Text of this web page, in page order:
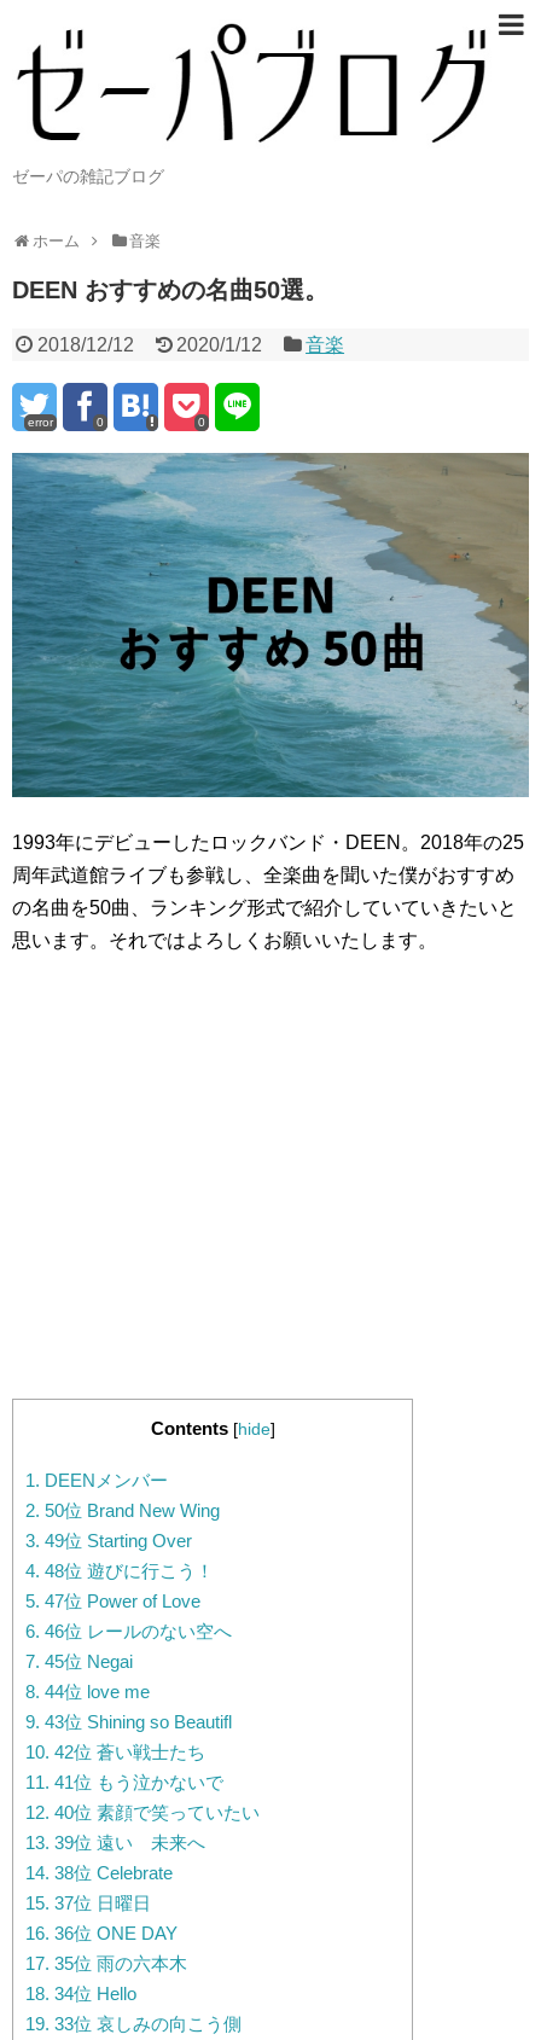
ゼーパの雑記ブログ
ホーム 音楽
DEEN おすすめの名曲50選。
2018/12/12 2020/1/12 音楽
error 0 0
1993年にデビューしたロックバンド・DEEN。2018年の25
周年武道館ライブも参戦し、全楽曲を聞いた僕がおすすめ
の名曲を50曲、ランキング形式で紹介していていきたいと
思います。それではよろしくお願いいたします。
Contents [hide]
1. DEENメンバー
2. 50位 Brand New Wing
3. 49位 Starting Over
4. 48位 遊びに行こう！
5. 47位 Power of Love
6. 46位 レールのない空へ
7. 45位 Negai
8. 44位 love me
9. 43位 Shining so Beautifl
10. 42位 蒼い戦士たち
11. 41位 もう泣かないで
12. 40位 素顔で笑っていたい
13. 39位 遠いゝ未来へ
14. 38位 Celebrate
15. 37位 日曜日
16. 36位 ONE DAY
17. 35位 雨の六本木
18. 34位 Hello
19. 33位 哀しみの向こう側